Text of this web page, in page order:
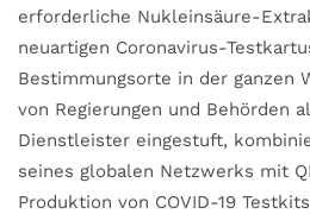
erforderliche Nukleinsäure-
neuartigen Coronavirus-
Bestimmungsorte in der ganzen
von Regierungen und Behörden
Dienstleister eingestuft,
seines globalen Netzwerks mit
Produktion von COVID-19